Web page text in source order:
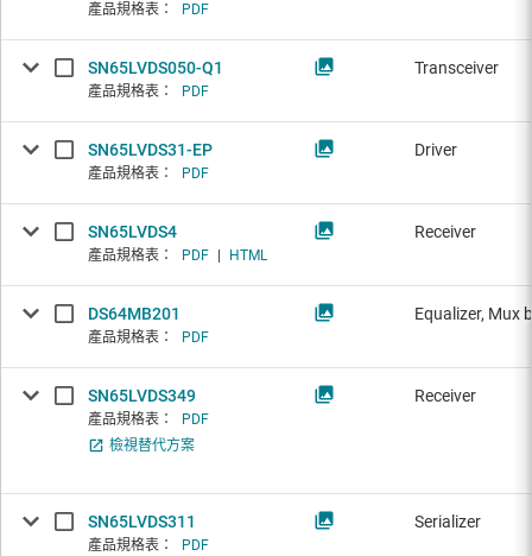
產品規格表： PDF
SN65LVDS050-Q1
產品規格表： PDF
Transceiver
SN65LVDS31-EP
產品規格表： PDF
Driver
SN65LVDS4
產品規格表： PDF HTML
Receiver
DS64MB201
產品規格表： PDF
Equalizer, Mux
SN65LVDS349
產品規格表：
PDF
檢視替代方案
Receiver
SN65LVDS311
產品規格表： PDF
Serializer